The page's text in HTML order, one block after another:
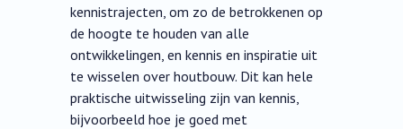
kennistrajecten, om zo de betrokkenen op
de hoogte te houden van alle
ontwikkelingen, en kennis en inspiratie uit
te wisselen over houtbouw. Dit kan hele
praktische uitwisseling zijn van kennis,
bijvoorbeeld hoe je goed met